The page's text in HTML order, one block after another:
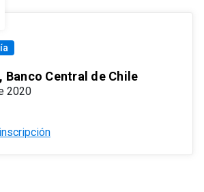
Banco Central de Chile
2020